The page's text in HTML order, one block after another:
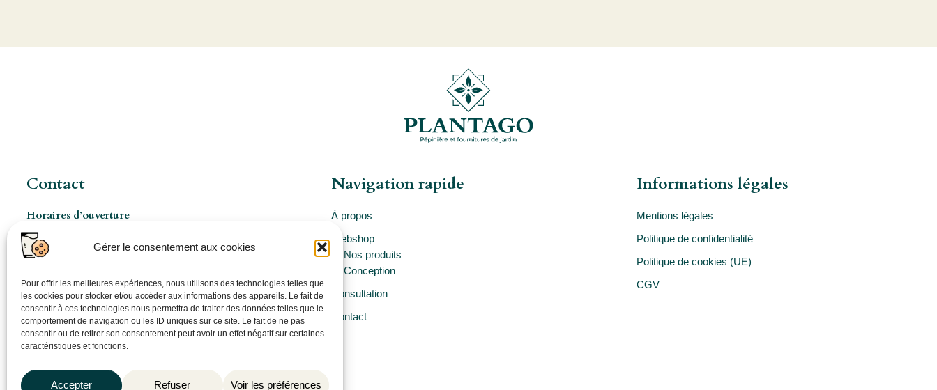
Gérer le consentement aux cookies
Pour offrir les meilleures expériences, nous utilisons des technologies telles que
les cookies pour stocker et/ou accéder aux informations des appareils. Le fait de
consentir à ces technologies nous permettra de traiter des données telles que le
comportement de navigation ou les ID uniques sur ce site. Le fait de ne pas
consentir ou de retirer son consentement peut avoir un effet négatif sur certaines
caractéristiques et fonctions.
Accepter Refuser Voir les préférences
Contact
Horaires d’ouverture
Les Mercredis de 8h à 17h
Ouverture pro à 8h 5jours/7 (sur rendez-vous)
06 86 48 74 44
pepiniere@plantagonancy.fr
Navigation rapide
À propos
Webshop
Nos produits
Conception
Consultation
Contact
Informations légales
Mentions légales
Politique de confidentialité
Politique de cookies (UE)
CGV